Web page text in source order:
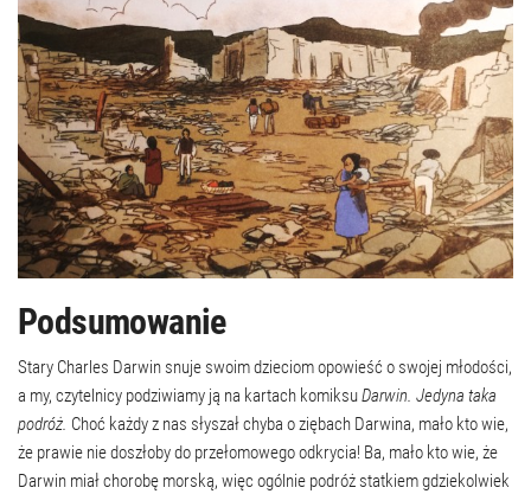
Podsumowanie
Stary Charles Darwin snuje swoim dzieciom opowieść o swojej młodości,
a my, czytelnicy podziwiamy ją na kartach komiksuDarwin. Jedyna taka
podróż. Choć każdy z nas słyszał chyba o ziębach Darwina, mało kto wie,
że prawie nie doszłoby do przełomowego odkrycia! Ba, mało kto wie, że
Darwin miał chorobę morską, więc ogólnie podróż statkiem gdziekolwiek